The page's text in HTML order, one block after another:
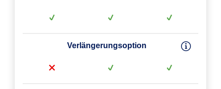
Verlängerungsoption